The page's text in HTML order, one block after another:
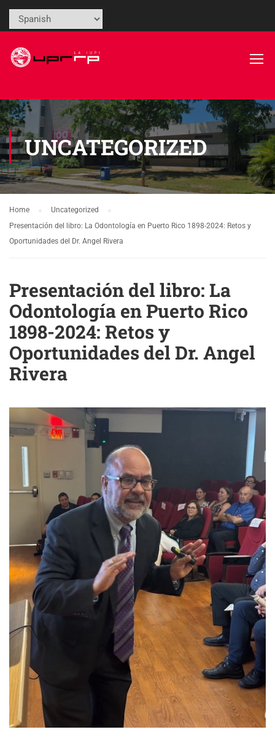
UNCATEGORIZED
Home
Uncategorized
Presentación del libro: La Odontología en Puerto Rico 1898-2024: Retos y
Oportunidades del Dr. Angel Rivera
Presentación del libro: La
Odontología en Puerto Rico
1898-2024: Retos y
Oportunidades del Dr. Angel
Rivera